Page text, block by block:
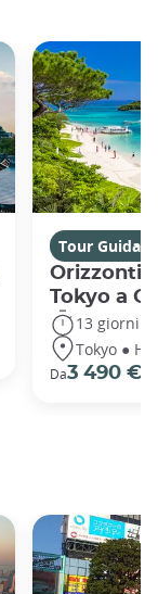
Tour Guidati
Orizzonti
Tokyo a
13 giorni
Tokyo ●
Da3 490 €